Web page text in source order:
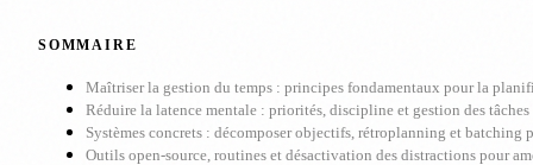
SOMMAIRE
Maîtriser la gestion du temps : principes fondamentaux pour la
Réduire la latence mentale : priorités, discipline et gestion des tâches
Systèmes concrets : décomposer objectifs, rétroplanning et batching
Outils open-source, routines et désactivation des distractions pour